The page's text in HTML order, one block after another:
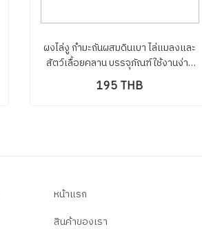
ผงไล่งู กำมะถันผสมดินเบา ไล่แมลงและ
สัตว์เลื้อยคลาน บรรจุภัณฑ์ใช้งานง่าย
เก็บรักษาง่ายไม่แข็งเป็นก้อนเพราะผสม
ดินเบาคุณภาพ
195 THB
หน้าแรก
สินค้าของเรา